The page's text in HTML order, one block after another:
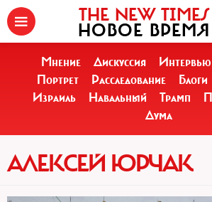
THE NEW TIMES
НОВОЕ ВРЕМЯ
Мнение Дискуссия Интервью
Портрет
Расследование Блоги
Израиль
Навальный Трамп
Дума
АЛЕКСЕЙ ЮРЧАК